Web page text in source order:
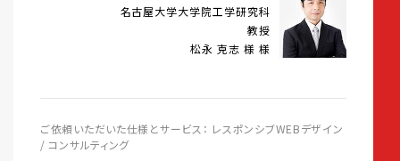
名古屋大学大学院工学研究科
教授
松永 克志 様 様
ご依頼いただいた仕様とサービス： レスポンシブWEBデザイン
/ コンサルティング